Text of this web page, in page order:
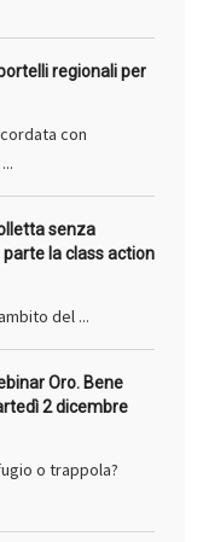
regionali per
con
senza
la class action
del ...
Oro. Bene
2 dicembre
o trappola?